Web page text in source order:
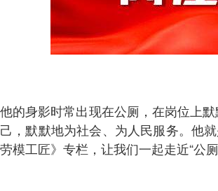
他的身影时常出现在公厕，在岗位上
己，默默地为社会、为人民服务。他
劳模工匠》专栏，让我们一起走近“公